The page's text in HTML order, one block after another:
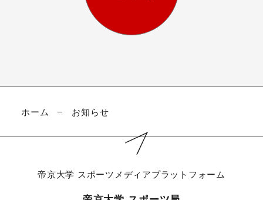
ホーム お知らせ
帝京大学 スポーツメディアプラットフォーム